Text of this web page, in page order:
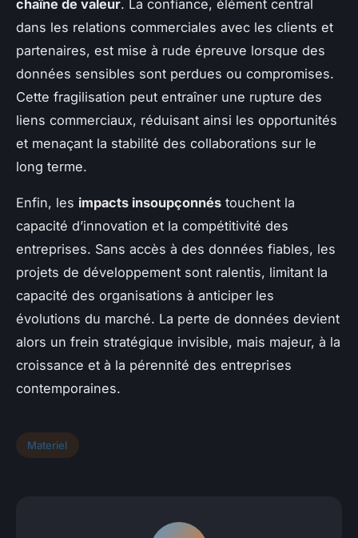
chaîne de valeur. La confiance, élément central
dans les relations commerciales avec les clients et
partenaires, est mise à rude épreuve lorsque des
données sensibles sont perdues ou compromises.
Cette fragilisation peut entraîner une rupture des
liens commerciaux, réduisant ainsi les opportunités
et menaçant la stabilité des collaborations sur le
long terme.
Enfin, les impacts insoupçonnés touchent la
capacité d’innovation et la compétitivité des
entreprises. Sans accès à des données fiables, les
projets de développement sont ralentis, limitant la
capacité des organisations à anticiper les
évolutions du marché. La perte de données devient
alors un frein stratégique invisible, mais majeur, à la
croissance et à la pérennité des entreprises
contemporaines.
Materiel